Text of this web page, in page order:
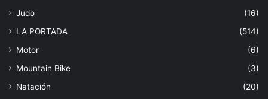
Judo
(16)
LA PORTADA
(514)
Motor
(6)
Mountain Bike
(3)
Natación
(20)